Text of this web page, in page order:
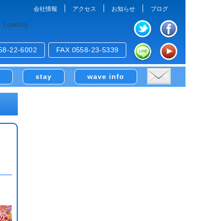
会社情報 アクセス お知らせ ブログ
Loading
22-6002 FAX 0558-23-5339
stay wave info